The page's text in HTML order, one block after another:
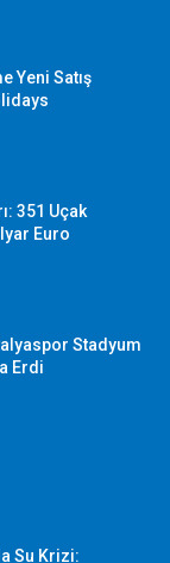
Yeni Satış
351 Uçak
Euro
Stadyum
Erdi
Su Krizi: